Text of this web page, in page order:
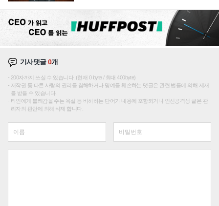
기사댓글0개
200자까지 쓰실 수 있습니다. (현재 0 byte / 최대 400byte)
저작권 등 다른 사람의 권리를 침해하거나 명예를 훼손하는 댓글은 관련 법률에 의해 제재
를 받을 수 있습니다.
타인에게 불쾌감을 주는 욕설 등 비하하는 단어가 내용에 포함되거나 인신공격성 글은 관
리자의 판단에 의해 삭제 합니다.